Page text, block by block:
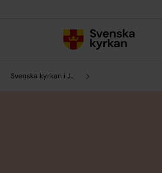
Svenska kyrkan i Järna och Vårdinge